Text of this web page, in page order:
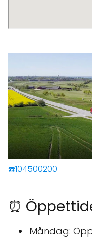
☎️104500200
⏰
Måndag: